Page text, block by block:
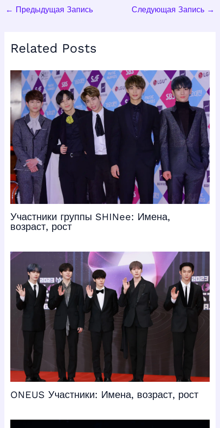
← Предыдущая Запись Следующая Запись →
Related Posts
Участники группы SHINee: Имена,
возраст, рост
ONEUS Участники: Имена, возраст, рост